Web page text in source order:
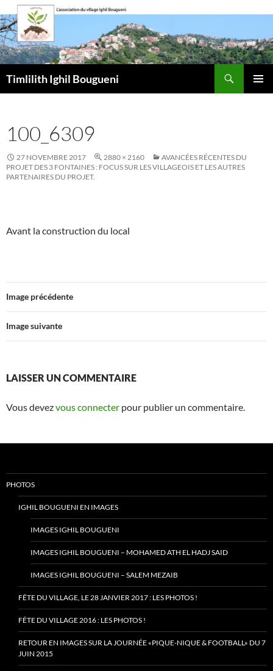
Aller
au
contenu
Timlilith Ighil Bougueni
100_6309
27 NOVEMBRE 2017 2880 × 2160
AVANCÉES RÉCENTES DU
PROJET DES 3 FONTAINES : FOCUS SUR LES VILLAGEOIS ET LES AUTRES
PARTENAIRES DU PROJET.
Avant la construction du local
Image précédente
Image suivante
LAISSER UN COMMENTAIRE
Vous devezvous connecter pour publier un commentaire.
PHOTOS
IGHIL BOUGUENI EN IMAGES
IMAGES IGHIL BOUGUENI
IMAGES IGHIL BOUGUENI – MOHAMED ATH EL HADJ SAID
IMAGES IGHIL BOUGUENI – SALEM MEZAIB
FÊTE DU VILLAGE, LE 28 JANVIER 2017 : LES PHOTOS !
FÊTE DU VILLAGE 2016 : LES PHOTOS !
RETOUR EN IMAGES SUR LA JOURNÉE «PIQUE-NIQUE & FOOTBALL» DU 7
JUIN 2015